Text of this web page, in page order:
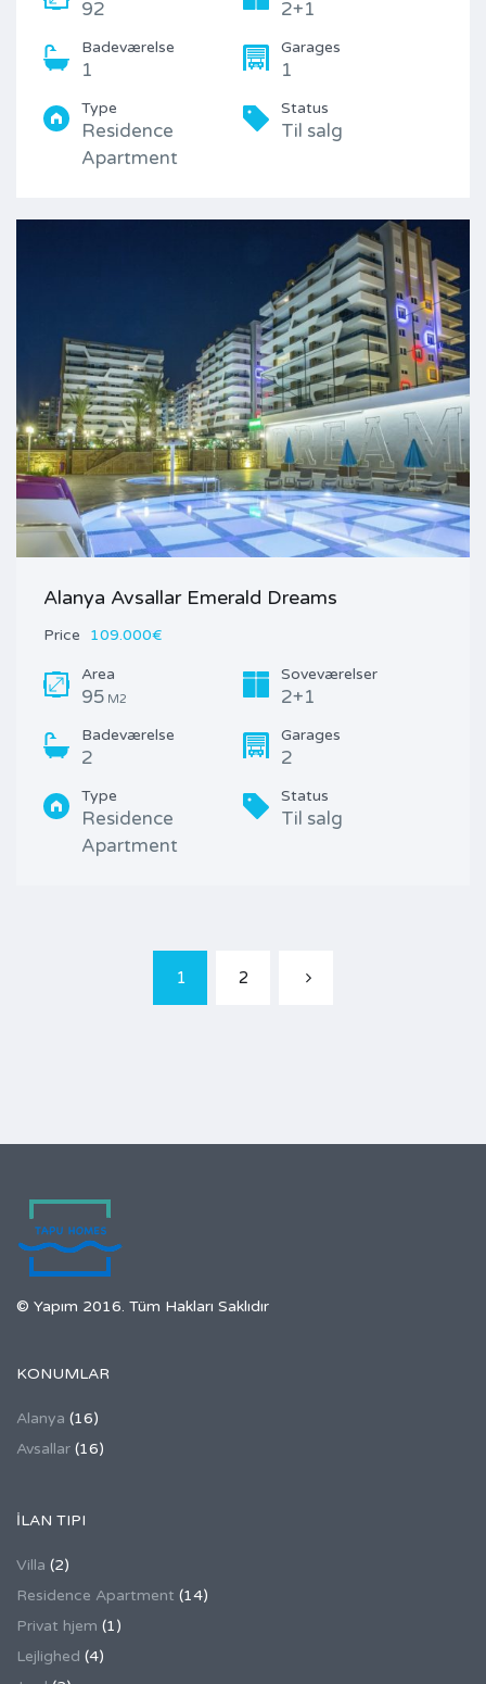
92 2+1
Badeværelse
1
Garages
1
Type
Residence
Apartment
Status
Til salg
Alanya Avsallar Emerald Dreams
Price 109.000€
Area
95 M2
Soveværelser
2+1
Badeværelse
2
Garages
2
Type
Residence
Apartment
Status
Til salg
1 2
© Yapım 2016. Tüm Hakları Saklıdır
KONUMLAR
Alanya (16)
Avsallar (16)
İLAN TIPI
Villa (2)
Residence Apartment (14)
Privat hjem (1)
Lejlighed (4)